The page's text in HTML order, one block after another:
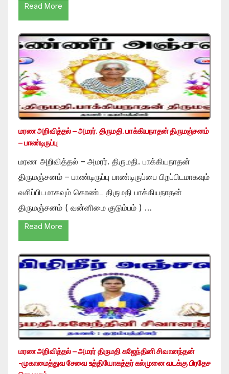
Read More
மரண அறிவித்தல் – அமரர். திருமதி. பாக்கியநாதன் திருமஞ்சனம்
– பாண்டிருப்பு
மரண அறிவித்தல் – அமரர். திருமதி. பாக்கியநாதன்
திருமஞ்சனம் – பாண்டிருப்பு பாண்டிருப்பை பிறப்பிடமாகவும்
வசிப்பிடமாகவும் கொண்ட திருமதி பாக்கியநாதன்
திருமஞ்சனம் ( வன்னிமை குடும்பம் ) …
Read More
மரண அறிவித்தல் – அமரர் திருமதி கஜேந்தினி சிவானந்தன்
-முகாமைத்துவ சேவை உத்தியோகத்தர் கல்முனை வடக்கு பிரதேச